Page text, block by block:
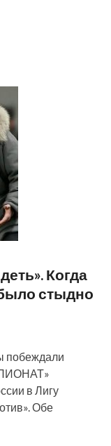
Когда
стыдно
побеждали
в Лигу
Обе